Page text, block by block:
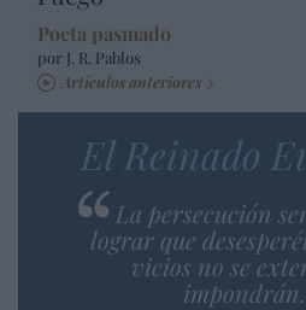
Poeta pasmado
por J. R. Pablos
Artículos anteriores
El Reinado
La persecución
lograr que
vicios no se